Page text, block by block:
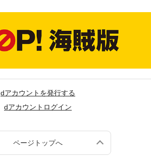
dアカウントを発行する
dアカウントログイン
ページトップへ